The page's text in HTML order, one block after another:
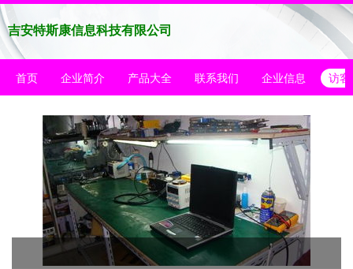
吉安特斯康信息科技有限公司
首页 企业简介 产品大全 联系我们 企业信息 访客